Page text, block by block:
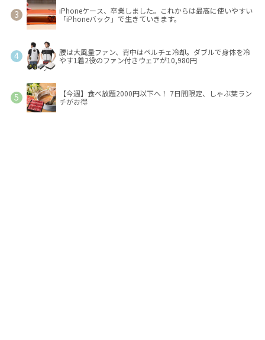
iPhoneケース、卒業しました。これからは最高に使いやすい
「iPhoneバック」で生きていきます。
腰は大風量ファン、背中はペルチェ冷却。ダブルで身体を冷
やす1着2役のファン付きウェアが10,980円
【今週】食べ放題2000円以下へ！ 7日間限定、しゃぶ葉ラン
チがお得